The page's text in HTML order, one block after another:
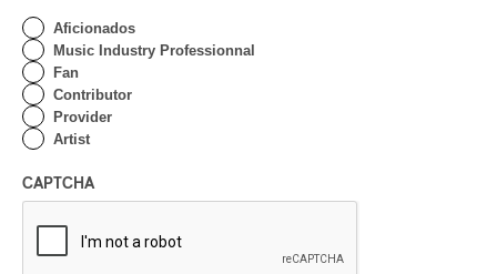
Aficionados
Music Industry Professionnal
Fan
Contributor
Provider
Artist
CAPTCHA